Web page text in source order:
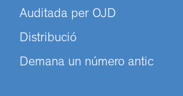
Auditada per OJD
Distribució
Demana un número antic